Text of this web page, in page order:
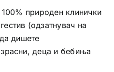
природен клинички
(одзатнувач на
дишете
деца и бебиња